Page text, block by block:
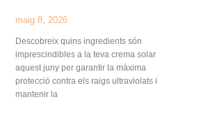
maig 8, 2026
Descobreix quins ingredients són
imprescindibles a la teva crema solar
aquest juny per garantir la màxima
protecció contra els raigs ultraviolats i
mantenir la